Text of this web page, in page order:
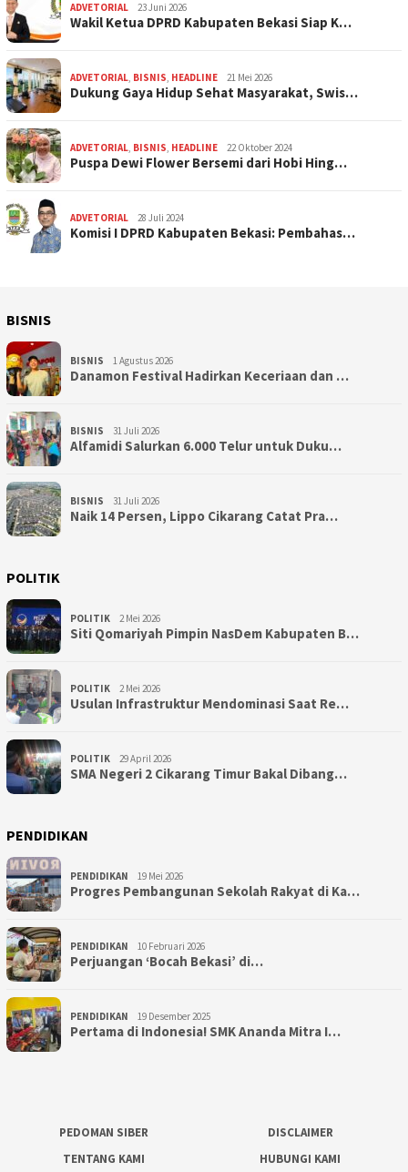
ADVETORIAL 23 Juni 2026
Wakil Ketua DPRD Kabupaten Bekasi Siap K…
ADVETORIAL, BISNIS, HEADLINE 21 Mei 2026
Dukung Gaya Hidup Sehat Masyarakat, Swis…
ADVETORIAL, BISNIS, HEADLINE 22 Oktober 2024
Puspa Dewi Flower Bersemi dari Hobi Hing…
ADVETORIAL 28 Juli 2024
Komisi I DPRD Kabupaten Bekasi: Pembahas…
BISNIS
BISNIS 1 Agustus 2026
Danamon Festival Hadirkan Keceriaan dan …
BISNIS 31 Juli 2026
Alfamidi Salurkan 6.000 Telur untuk Duku…
BISNIS 31 Juli 2026
Naik 14 Persen, Lippo Cikarang Catat Pra…
POLITIK
POLITIK 2 Mei 2026
Siti Qomariyah Pimpin NasDem Kabupaten B…
POLITIK 2 Mei 2026
Usulan Infrastruktur Mendominasi Saat Re…
POLITIK 29 April 2026
SMA Negeri 2 Cikarang Timur Bakal Dibang…
PENDIDIKAN
PENDIDIKAN 19 Mei 2026
Progres Pembangunan Sekolah Rakyat di Ka…
PENDIDIKAN 10 Februari 2026
Perjuangan ‘Bocah Bekasi’ di…
PENDIDIKAN 19 Desember 2025
Pertama di Indonesia! SMK Ananda Mitra I…
PEDOMAN SIBER
DISCLAIMER
TENTANG KAMI
HUBUNGI KAMI